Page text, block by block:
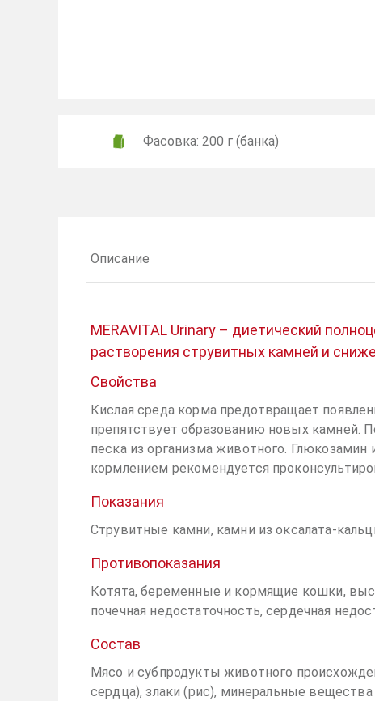
Фасовка: 200 г (банка)
Описание
MERAVITAL Urinary – диетический
растворения струвитных камней и
Свойства
Кислая среда корма предотвращает
препятствует образованию новых камней.
песка из организма животного.
кормлением рекомендуется
Показания
Струвитные камни, камни из оксалата-
Противопоказания
Котята, беременные и кормящие кошки,
почечная недостаточность, сердечная
Состав
Мясо и субпродукты животного
сердца), злаки (рис), минеральные